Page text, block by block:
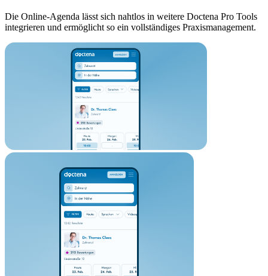
Die Online-Agenda lässt sich nahtlos in weitere Doctena Pro Tools
integrieren und ermöglicht so ein vollständiges Praxismanagement.